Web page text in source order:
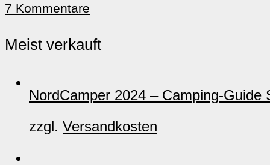
7 Kommentare
Meist verkauft
NordCamper 2024 – Camping-Guide
zzgl. Versandkosten